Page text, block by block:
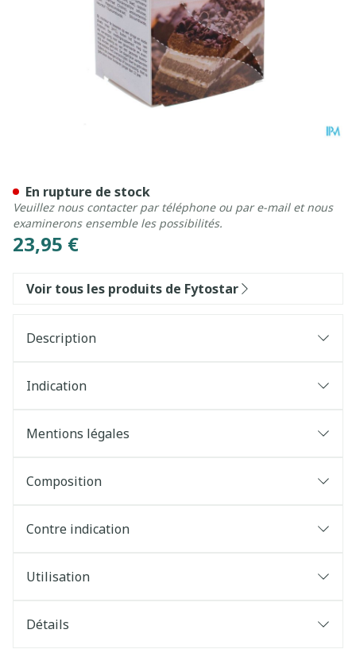
23,95 €
En rupture de stock
Veuillez nous contacter par téléphone ou par e-mail et nous
examinerons ensemble les possibilités.
Voir tous les produits de Fytostar
Description
Indication
Mentions légales
Composition
Contre indication
Utilisation
Détails